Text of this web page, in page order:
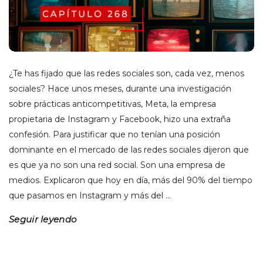
¿Te has fijado que las redes sociales son, cada vez, menos
sociales? Hace unos meses, durante una investigación
sobre prácticas anticompetitivas, Meta, la empresa
propietaria de Instagram y Facebook, hizo una extraña
confesión. Para justificar que no tenían una posición
dominante en el mercado de las redes sociales dijeron que
es que ya no son una red social. Son una empresa de
medios. Explicaron que hoy en día, más del 90% del tiempo
que pasamos en Instagram y más del …
Seguir leyendo